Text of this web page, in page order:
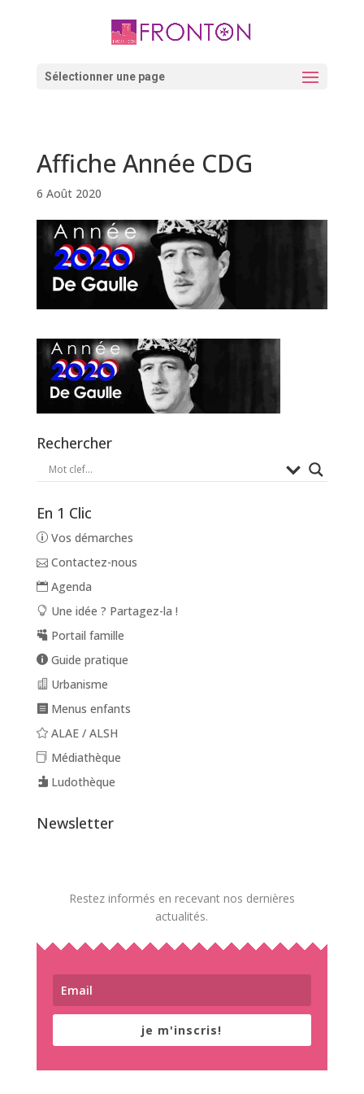
Sélectionner une page
Affiche Année CDG
6 Août 2020
Rechercher
En 1 Clic
Vos démarches
Contactez-nous
Agenda
Une idée ? Partagez-la !
Portail famille
Guide pratique
Urbanisme
Menus enfants
ALAE / ALSH
Médiathèque
Ludothèque
Newsletter
Restez informés en recevant nos dernières
actualités.
je m'inscris!